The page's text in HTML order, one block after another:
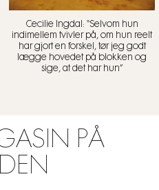
Cecilie Ingdal: “Selvom hun
indimellem tvivler på, om hun reelt
har gjort en forskel, tør jeg godt
lægge hovedet på blokken og
sige, at det har hun”
PÅ